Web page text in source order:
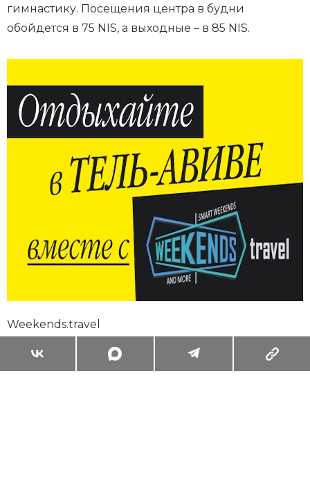
гимнастику. Посещения центра в будни
обойдется в 75 NIS, а выходные – в 85 NIS.
Weekends.travel